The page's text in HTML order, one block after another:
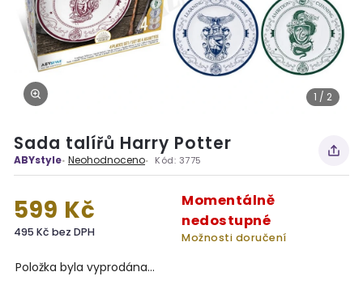
1 / 2
Sada talířů Harry Potter
ABYstyle Neohodnoceno Kód: 3775
599 Kč
495 Kč bez DPH
Momentálně
nedostupné
Možnosti doručení
Položka byla vyprodána…